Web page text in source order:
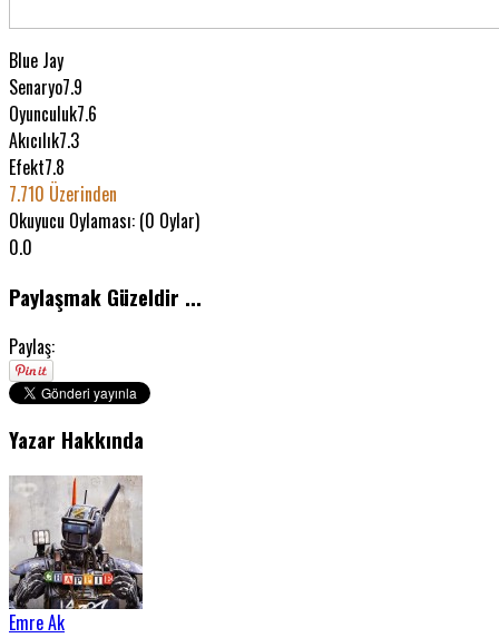
Blue Jay
Senaryo7.9
Oyunculuk7.6
Akıcılık7.3
Efekt7.8
7.710 Üzerinden
Okuyucu Oylaması: (0 Oylar)
0.0
Paylaşmak Güzeldir ...
Paylaş:
Yazar Hakkında
Emre Ak